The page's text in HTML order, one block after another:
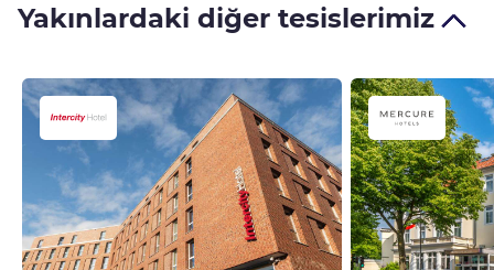
Yakınlardaki diğer tesislerimiz